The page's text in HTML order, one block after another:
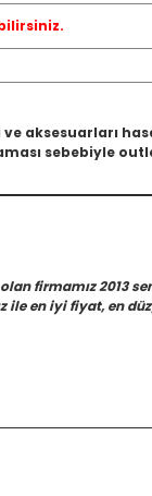
aksesuarları
sebebiyle
firmamız 2013
ile en iyi fiyat, en